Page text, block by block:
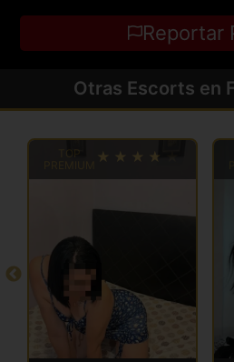
Reportar
Otras Escorts en
TOP